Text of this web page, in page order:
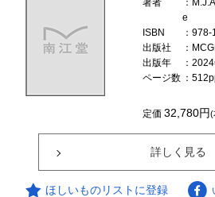
著者
：
e
ISBN
：
出版社
：
出版年
：
ページ数 ：
定価32,780円(
詳しく見る
ほしいものリストに登録